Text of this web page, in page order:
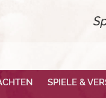
SPIELE &